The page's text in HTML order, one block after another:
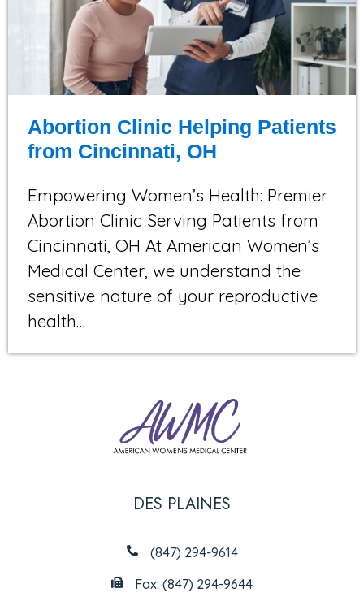
Abortion Clinic Helping Patients
from Cincinnati, OH
Empowering Women’s Health: Premier
Abortion Clinic Serving Patients from
Cincinnati, OH At American Women’s
Medical Center, we understand the
sensitive nature of your reproductive
health…
DES PLAINES
(847) 294-9614
Fax: (847) 294-9644